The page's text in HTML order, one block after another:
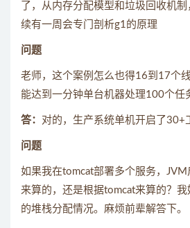
了，从内存分配模型和垃圾回收机
续有一周会专门剖析g1的原理
问题
老师，这个案例怎么也得16到17个
能达到一分钟单台机器处理100个任
答： 对的，生产系统单机开启了30+
问题
如果我在tomcat部署多个服务，
来算的，还是根据tomcat来算的？
的堆栈分配情况。麻烦前辈解答下。